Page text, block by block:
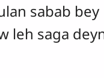
sabab bey
leh saga